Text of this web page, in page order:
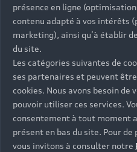
présence en ligne
contenu adapté à vos intérêts
marketing), ainsi qu’à établir
du site.
Les catégories suivantes de
ses partenaires et peuvent
cookies. Nous avons besoin
pouvoir utiliser ces services.
consentement à tout moment
présent en bas du site. Pour
vous invitons à consulter notre